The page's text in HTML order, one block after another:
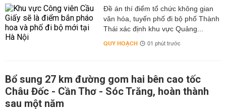
Đề án thí điểm tổ chức không gian
văn hóa, tuyến phố đi bộ phố Thành
Thái xác định khu vực Quảng...
QUY HOẠCH 01 phút trước
Bổ sung 27 km đường gom hai bên cao tốc
Châu Đốc - Cần Thơ - Sóc Trăng, hoàn thành
sau một năm